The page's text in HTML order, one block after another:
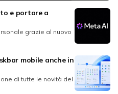
e portare a
grazie al nuovo
mobile anche in
di tutte le novità del